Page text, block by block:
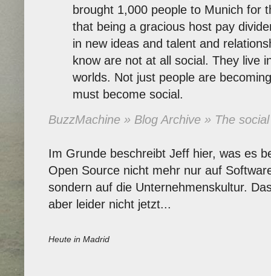
brought 1,000 people to Munich for
that being a gracious host pay
in new ideas and talent and
know are not at all social. They live
worlds. Not just people are
must become social.
BuzzMachine » Blog Archive » The
Im Grunde beschreibt Jeff hier, was es
Open Source nicht mehr nur auf
sondern auf die Unternehmenskultur.
aber leider nicht jetzt...
Heute in Madrid